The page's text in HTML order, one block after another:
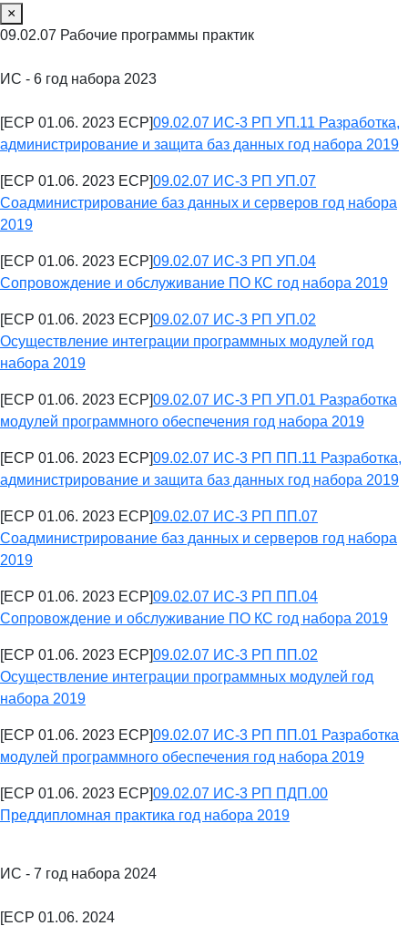
×
09.02.07 Рабочие программы практик
ИС - 6 год набора 2023
[ECP 01.06. 2023 ECP]09.02.07 ИС-3 РП УП.11 Разработка,
администрирование и защита баз данных год набора 2019
[ECP 01.06. 2023 ECP]09.02.07 ИС-3 РП УП.07
Соадминистрирование баз данных и серверов год набора
2019
[ECP 01.06. 2023 ECP]09.02.07 ИС-3 РП УП.04
Сопровождение и обслуживание ПО КС год набора 2019
[ECP 01.06. 2023 ECP]09.02.07 ИС-3 РП УП.02
Осуществление интеграции программных модулей год
набора 2019
[ECP 01.06. 2023 ECP]09.02.07 ИС-3 РП УП.01 Разработка
модулей программного обеспечения год набора 2019
[ECP 01.06. 2023 ECP]09.02.07 ИС-3 РП ПП.11 Разработка,
администрирование и защита баз данных год набора 2019
[ECP 01.06. 2023 ECP]09.02.07 ИС-3 РП ПП.07
Соадминистрирование баз данных и серверов год набора
2019
[ECP 01.06. 2023 ECP]09.02.07 ИС-3 РП ПП.04
Сопровождение и обслуживание ПО КС год набора 2019
[ECP 01.06. 2023 ECP]09.02.07 ИС-3 РП ПП.02
Осуществление интеграции программных модулей год
набора 2019
[ECP 01.06. 2023 ECP]09.02.07 ИС-3 РП ПП.01 Разработка
модулей программного обеспечения год набора 2019
[ECP 01.06. 2023 ECP]09.02.07 ИС-3 РП ПДП.00
Преддипломная практика год набора 2019
ИС - 7 год набора 2024
[ECP 01.06. 2024